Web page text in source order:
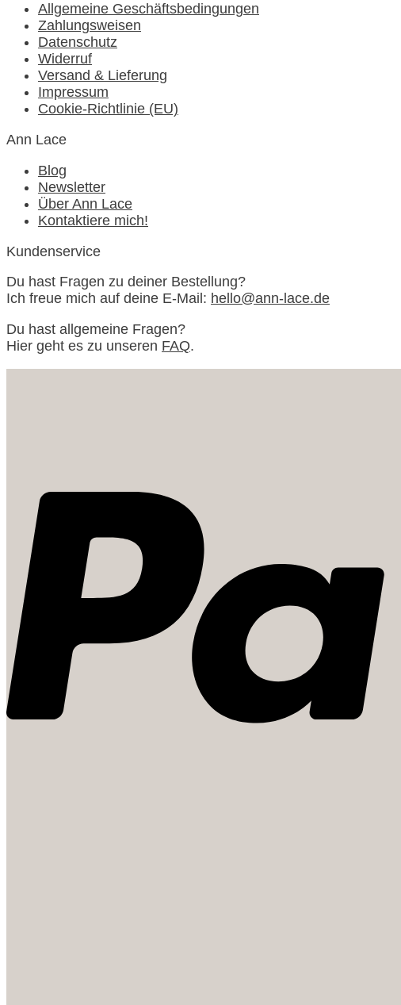
Allgemeine Geschäftsbedingungen
Zahlungsweisen
Datenschutz
Widerruf
Versand & Lieferung
Impressum
Cookie-Richtlinie (EU)
Ann Lace
Blog
Newsletter
Über Ann Lace
Kontaktiere mich!
Kundenservice
Du hast Fragen zu deiner Bestellung?
Ich freue mich auf deine E-Mail: hello@ann-lace.de
Du hast allgemeine Fragen?
Hier geht es zu unseren FAQ.